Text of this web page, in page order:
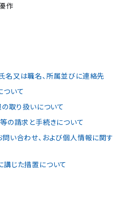
作
又は職名、所属並びに連絡先
いて
取り扱いについて
の請求と手続きについて
い合わせ、および個人情報に関す
じた措置について